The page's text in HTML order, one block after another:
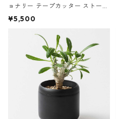
ョナリー テープカッター ストーン
サンドカラー 石調 ideaco Station
¥5,500